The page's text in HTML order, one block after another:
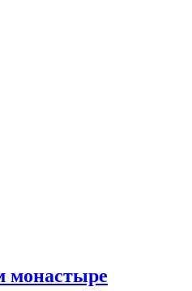
монастыре